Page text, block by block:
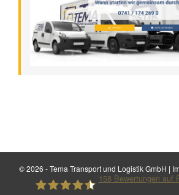
©2026 - Tema Transport und Logistik GmbH |
158Bewertungen auf